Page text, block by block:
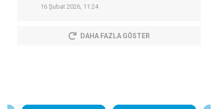
16 Şubat 2026, 11:24
DAHA FAZLA GÖSTER